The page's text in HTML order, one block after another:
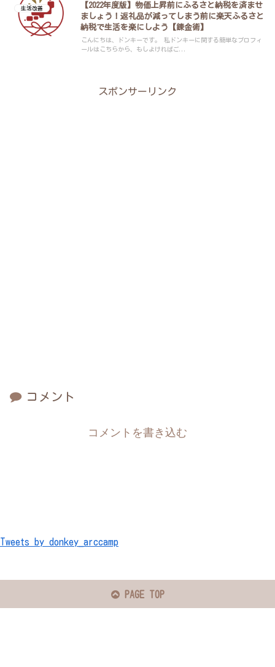
生活改善
【2022年度版】物価上昇前にふるさと納税を済ませ
ましょう！返礼品が減ってしまう前に楽天ふるさと
納税で生活を楽にしよう【錬金術】
こんにちは、ドンキーです。 私ドンキーに関する簡単なプロフィ
ールはこちらから、もしよければご...
スポンサーリンク
コメント
コメントを書き込む
Tweets by donkey_arccamp
PAGE TOP